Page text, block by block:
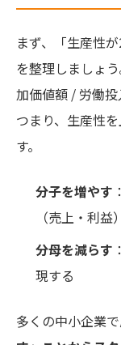
まず、「生産性
を整理しましょう
加価値額 / 労働投
つまり、生産性
す。
分子を増やす
（売上・利
分母を減らす
現する
多くの中小企業